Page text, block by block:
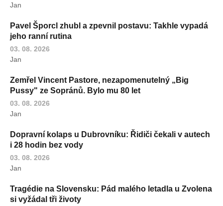
Jan
Pavel Šporcl zhubl a zpevnil postavu: Takhle vypadá
jeho ranní rutina
03. 08. 2026
Jan
Zemřel Vincent Pastore, nezapomenutelný „Big
Pussy" ze Sopránů. Bylo mu 80 let
03. 08. 2026
Jan
Dopravní kolaps u Dubrovníku: Řidiči čekali v autech
i 28 hodin bez vody
03. 08. 2026
Jan
Tragédie na Slovensku: Pád malého letadla u Zvolena
si vyžádal tři životy